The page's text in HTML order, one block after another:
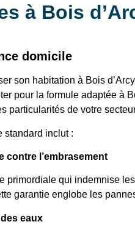
à Bois
domicile
son habitation à Bois
pour la formule adaptée à
particularités de votre
standard inclut :
contre l’embrasement
primordiale qui indemnise
garantie englobe les
eaux